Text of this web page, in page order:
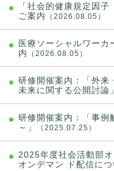
「社会的健康規定因
ご案内
（2026.08.05）
医療ソーシャルワー
内
（2026.08.05）
研修開催案内：「外来
未来に関する公開討論」
研修開催案内：「事例
～」
（2025.07.25）
2025年度社会活動部
オンデマン ド配信につ